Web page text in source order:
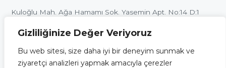
Gizliliğinize Değer Veriyoruz
Bu web sitesi, size daha iyi bir deneyim sunmak ve
ziyaretçi analizleri yapmak amacıyla çerezler
Kuloğlu Mah. Ağa Hamamı Sok. Yasemin Apt. No:14 D:1